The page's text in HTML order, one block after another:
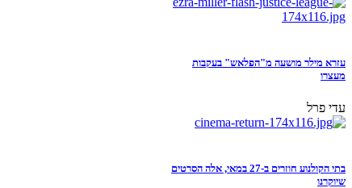
עזרא מילר מושעה מ"הפלאש" בעקבות
מעצרו
עדי פרל
בתי הקולנוע חוזרים ב-27 במאי, אלה הסרטים
שיוקרנו